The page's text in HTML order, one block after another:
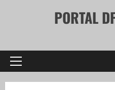
PORTAL
Primary